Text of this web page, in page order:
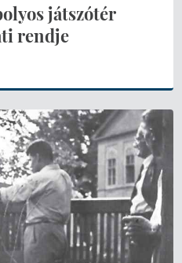
játszótér
rendje